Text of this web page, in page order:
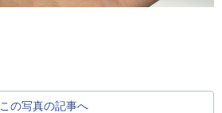
この写真の記事へ